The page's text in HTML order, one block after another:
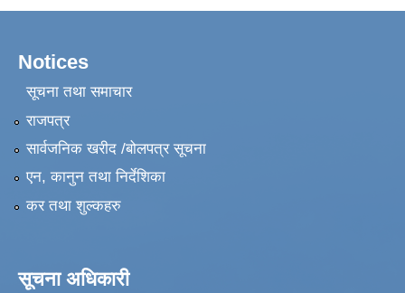
Notices
सूचना तथा समाचार
राजपत्र
सार्वजनिक खरीद /बोलपत्र सूचना
एन, कानुन तथा निर्देशिका
कर तथा शुल्कहरु
सूचना अधिकारी